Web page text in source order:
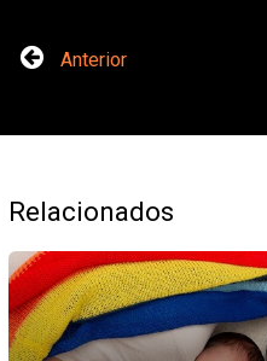
Anterior
Relacionados